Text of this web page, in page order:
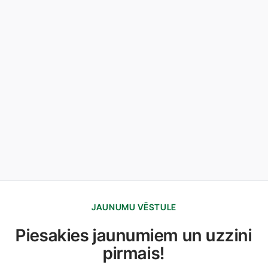
JAUNUMU VĒSTULE
Piesakies jaunumiem un uzzini
pirmais!